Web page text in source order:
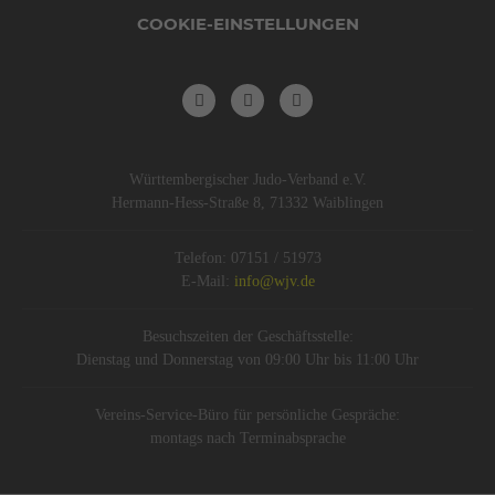
COOKIE-EINSTELLUNGEN
Württembergischer Judo-Verband e.V.
Hermann-Hess-Straße 8, 71332 Waiblingen
Telefon: 07151 / 51973
E-Mail: info@wjv.de
Besuchszeiten der Geschäftsstelle:
Dienstag und Donnerstag von 09:00 Uhr bis 11:00 Uhr
Vereins-Service-Büro für persönliche Gespräche:
montags nach Terminabsprache